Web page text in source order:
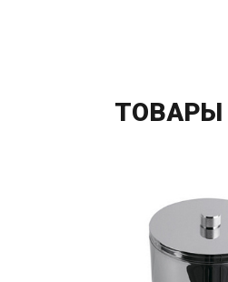
ТОВАРЫ